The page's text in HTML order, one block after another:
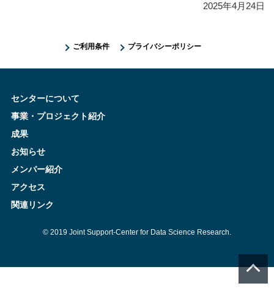
2025年4月24日
ご利用条件 プライバシーポリシー
センターについて
事業・プロジェクト紹介
成果
お知らせ
メンバー紹介
アクセス
関連リンク
© 2019 Joint Support-Center for Data Science Research.